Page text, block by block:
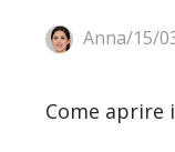
Anna/15/
Come aprire